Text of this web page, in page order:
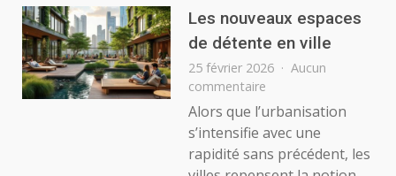
Les nouveaux espaces
de détente en ville
25 février 2026
Aucun
commentaire
Les
nouveaux
espaces
de
Alors que l’urbanisation
s’intensifie avec une
rapidité sans précédent, les